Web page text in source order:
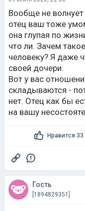
Вообще не волнует
отец ваш тоже
она глупая по
что ли. Зачем
человеку? Я даже
своей дочери.
Вот у вас
складываются -
нет. Отец как бы
на вашу
Нравится 33
Гость
[1894829351]